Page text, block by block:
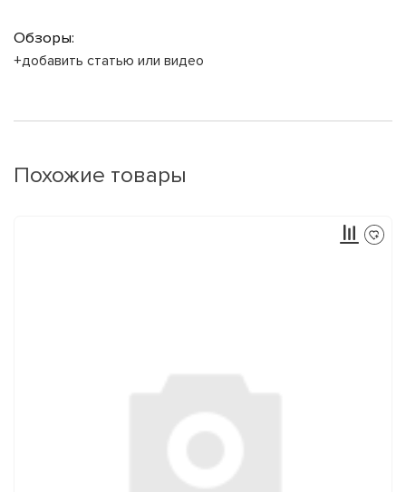
Обзоры:
+добавить статью или видео
Похожие товары